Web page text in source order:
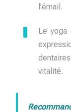
l’émail.
Le yoga
vitalité.